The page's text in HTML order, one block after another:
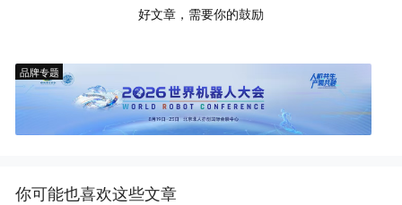
好文章，需要你的鼓励
品牌专题
你可能也喜欢这些文章